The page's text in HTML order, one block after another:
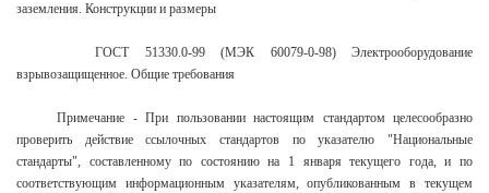
заземления. Конструкции и размеры
ГОСТ 51330.0-99 (МЭК 60079-0-98) Электрооборудование
взрывозащищенное. Общие требования
Примечание - При пользовании настоящим стандартом целесообразно
проверить действие ссылочных стандартов по указателю "Национальные
стандарты", составленному по состоянию на 1 января текущего года, и по
соответствующим информационным указателям, опубликованным в текущем